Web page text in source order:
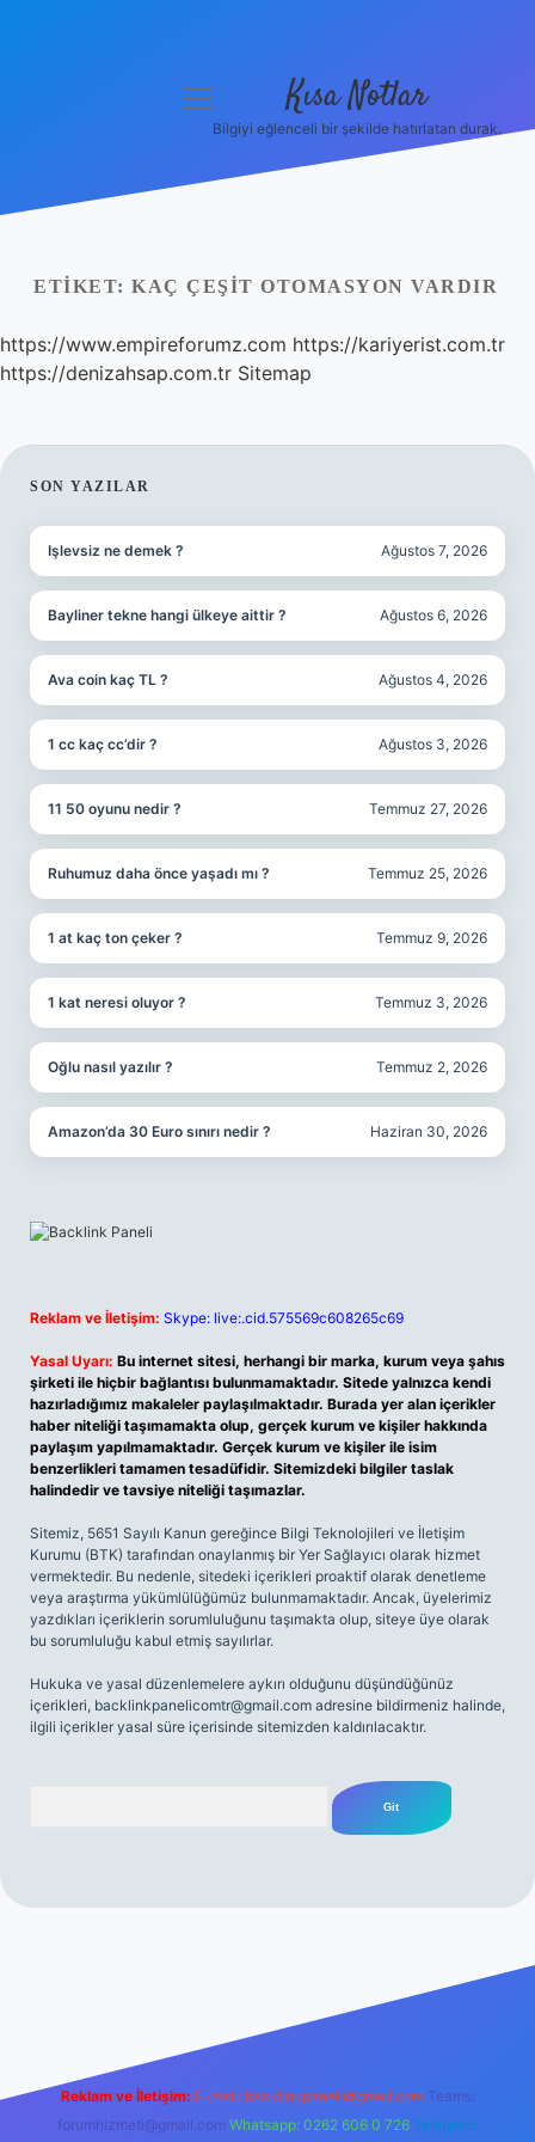
Yasal Uyarı
Hakkımızda
menüyü
Kısa Notlar
Bilgiyi eğlenceli bir şekilde hatırlatan durak.
ETIKET: KAÇ ÇEŞIT OTOMASYON VARDIR
https://www.empireforumz.com https://kariyerist.com.tr
https://denizahsap.com.tr Sitemap
SIDEBAR
SON YAZILAR
Işlevsiz ne demek ? Ağustos 7, 2026
Bayliner tekne hangi ülkeye aittir ? Ağustos 6, 2026
Ava coin kaç TL ? Ağustos 4, 2026
1 cc kaç cc’dir ? Ağustos 3, 2026
11 50 oyunu nedir ? Temmuz 27, 2026
Ruhumuz daha önce yaşadı mı ? Temmuz 25, 2026
1 at kaç ton çeker ? Temmuz 9, 2026
1 kat neresi oluyor ? Temmuz 3, 2026
Oğlu nasıl yazılır ? Temmuz 2, 2026
Amazon’da 30 Euro sınırı nedir ? Haziran 30, 2026
Reklam ve İletişim: Skype: live:.cid.575569c608265c69
Yasal Uyarı: Bu internet sitesi, herhangi bir marka, kurum veya şahıs
şirketi ile hiçbir bağlantısı bulunmamaktadır. Sitede yalnızca kendi
hazırladığımız makaleler paylaşılmaktadır. Burada yer alan içerikler
haber niteliği taşımamakta olup, gerçek kurum ve kişiler hakkında
paylaşım yapılmamaktadır. Gerçek kurum ve kişiler ile isim
benzerlikleri tamamen tesadüfidir. Sitemizdeki bilgiler taslak
halindedir ve tavsiye niteliği taşımazlar.
Sitemiz, 5651 Sayılı Kanun gereğince Bilgi Teknolojileri ve İletişim
Kurumu (BTK) tarafından onaylanmış bir Yer Sağlayıcı olarak hizmet
vermektedir. Bu nedenle, sitedeki içerikleri proaktif olarak denetleme
veya araştırma yükümlülüğümüz bulunmamaktadır. Ancak, üyelerimiz
yazdıkları içeriklerin sorumluluğunu taşımakta olup, siteye üye olarak
bu sorumluluğu kabul etmiş sayılırlar.
Hukuka ve yasal düzenlemelere aykırı olduğunu düşündüğünüz
içerikleri, backlinkpanelicomtr@gmail.com adresine bildirmeniz halinde,
ilgili içerikler yasal süre içerisinde sitemizden kaldırılacaktır.
Reklam ve İletişim: E-mail: backlinkpaneli@gmail.com Teams:
forumhizmeti@gmail.com Whatsapp: 0262 606 0 726 Telegram: